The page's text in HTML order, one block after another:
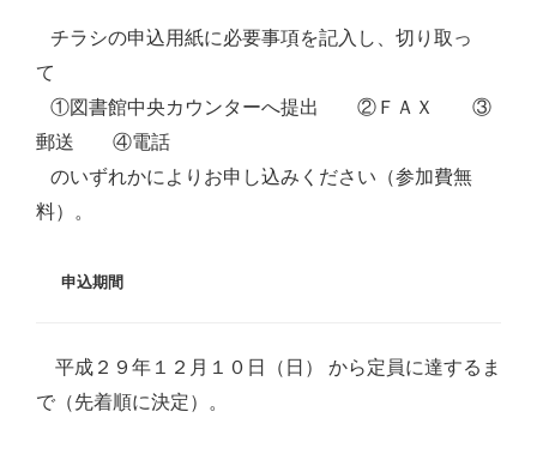
チラシの申込用紙に必要事項を記入し、切り取っ
て
①図書館中央カウンターへ提出 ②ＦＡＸ ③
郵送 ④電話
のいずれかによりお申し込みください（参加費無
料）。
申込期間
平成２９年１２月１０日（日） から定員に達するま
で（先着順に決定）。